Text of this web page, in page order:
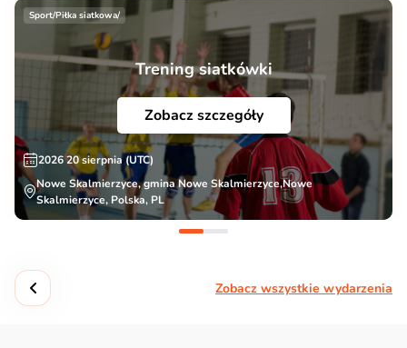
Sport/Piłka siatkowa/
Trening siatkówki
Zobacz szczegóły
2026 20 sierpnia (UTC)
Nowe Skalmierzyce, gmina Nowe Skalmierzyce,Nowe
Skalmierzyce, Polska, PL
Zobacz wszystkie wydarzenia